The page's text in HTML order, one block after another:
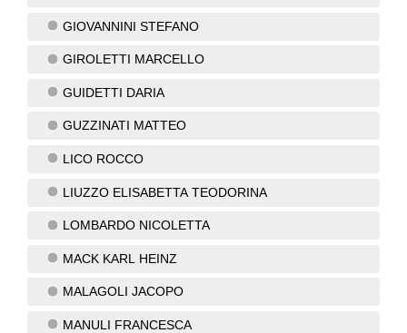
GIOVANNINI STEFANO
GIROLETTI MARCELLO
GUIDETTI DARIA
GUZZINATI MATTEO
LICO ROCCO
LIUZZO ELISABETTA TEODORINA
LOMBARDO NICOLETTA
MACK KARL HEINZ
MALAGOLI JACOPO
MANULI FRANCESCA